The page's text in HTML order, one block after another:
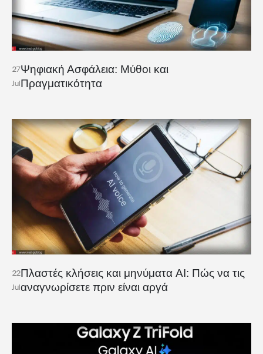
27
Jul
Ψηφιακή Ασφάλεια: Μύθοι και
Πραγματικότητα
22
Jul
Πλαστές κλήσεις και μηνύματα AI: Πώς να τις
αναγνωρίσετε πριν είναι αργά